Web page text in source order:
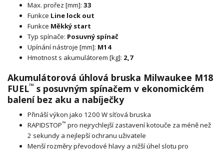
Max. prořez [mm]: 33
Funkce Line lock out
Funkce Měkký start
Typ spínače: Posuvný spínač
Upínání nástroje [mm]: M14
Hmotnost s akumulátorem [kg]: 2,7
Akumulátorová úhlová bruska Milwaukee M18
FUEL™ s posuvným spínačem v ekonomickém
balení bez aku a nabíječky
Přináší výkon jako 1200 W síťová bruska
RAPIDSTOP™ pro nejrychlejší zastavení kotouče za méně než
2 sekundy a nejlepší ochranu uživatele
Menší rozměry převodové hlavy a nižší úhel slotu pro